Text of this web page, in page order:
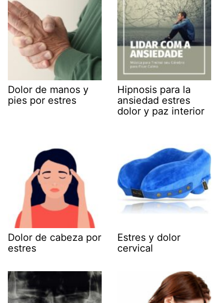
Dolor de manos y
pies por estres
Hipnosis para la
ansiedad estres
dolor y paz interior
Dolor de cabeza por
estres
Estres y dolor
cervical